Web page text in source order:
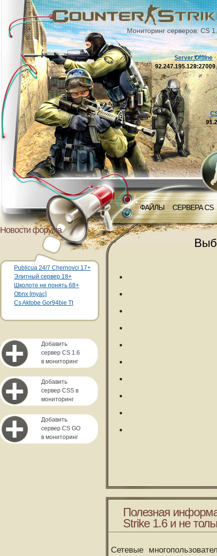
Мониторинг серверов: CS
ФАЙЛЫ СЕРВЕРА CS
Server Offline
92.247.195.128:27009
Новости форума
Publicua 24/7 Chernovci 17+
Элитный сервер 18+
Школоте не понять 68+
Obnx [myac]
Cs Aktobe Gor94bie Tt
Добавить
сервер CS 1.6
в мониторинг
Добавить
сервер CSS в
мониторинг
Добавить
сервер CS GO
в мониторинг
Полезная
Strike 1.6 и не
Сетевые